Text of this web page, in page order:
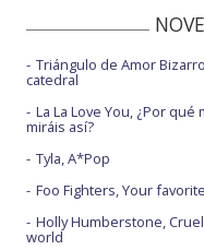
Triángulo de Amor
catedral
La La Love You, ¿Por qué
miráis así?
Tyla, A*Pop
Foo Fighters, Your
Holly Humberstone, Cruel
world